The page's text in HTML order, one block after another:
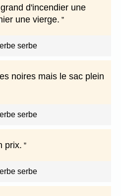
d'incendier une
une vierge.
serbe
noires mais le sac plein
serbe
prix.
serbe